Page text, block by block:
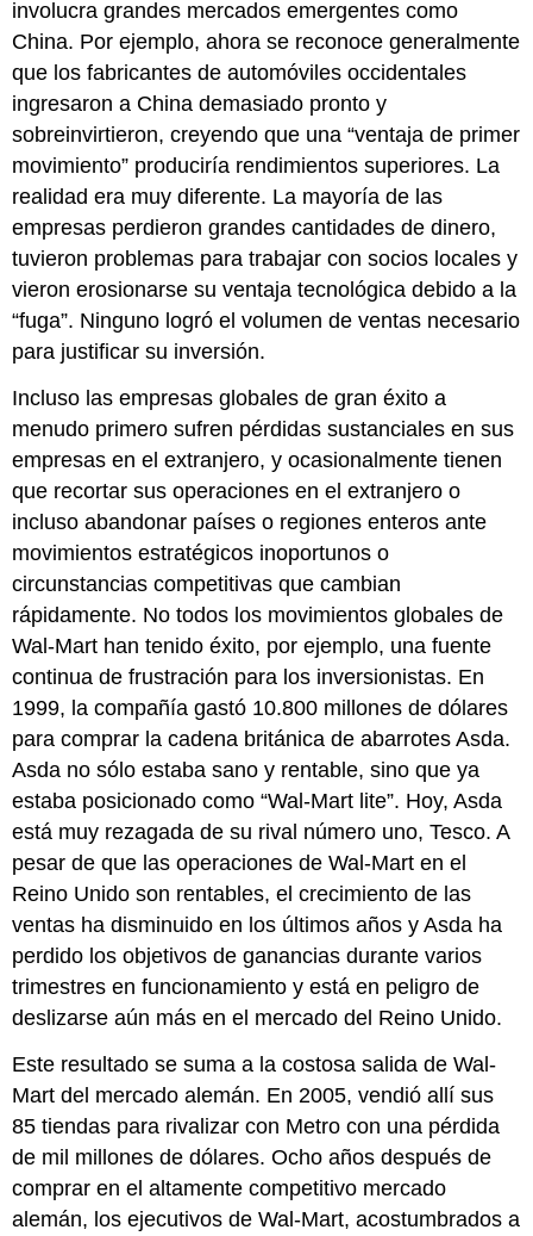
involucra grandes mercados emergentes como
China. Por ejemplo, ahora se reconoce generalmente
que los fabricantes de automóviles occidentales
ingresaron a China demasiado pronto y
sobreinvirtieron, creyendo que una “ventaja de primer
movimiento” produciría rendimientos superiores. La
realidad era muy diferente. La mayoría de las
empresas perdieron grandes cantidades de dinero,
tuvieron problemas para trabajar con socios locales y
vieron erosionarse su ventaja tecnológica debido a la
“fuga”. Ninguno logró el volumen de ventas necesario
para justificar su inversión.
Incluso las empresas globales de gran éxito a
menudo primero sufren pérdidas sustanciales en sus
empresas en el extranjero, y ocasionalmente tienen
que recortar sus operaciones en el extranjero o
incluso abandonar países o regiones enteros ante
movimientos estratégicos inoportunos o
circunstancias competitivas que cambian
rápidamente. No todos los movimientos globales de
Wal-Mart han tenido éxito, por ejemplo, una fuente
continua de frustración para los inversionistas. En
1999, la compañía gastó 10.800 millones de dólares
para comprar la cadena británica de abarrotes Asda.
Asda no sólo estaba sano y rentable, sino que ya
estaba posicionado como “Wal-Mart lite”. Hoy, Asda
está muy rezagada de su rival número uno, Tesco. A
pesar de que las operaciones de Wal-Mart en el
Reino Unido son rentables, el crecimiento de las
ventas ha disminuido en los últimos años y Asda ha
perdido los objetivos de ganancias durante varios
trimestres en funcionamiento y está en peligro de
deslizarse aún más en el mercado del Reino Unido.
Este resultado se suma a la costosa salida de Wal-
Mart del mercado alemán. En 2005, vendió allí sus
85 tiendas para rivalizar con Metro con una pérdida
de mil millones de dólares. Ocho años después de
comprar en el altamente competitivo mercado
alemán, los ejecutivos de Wal-Mart, acostumbrados a